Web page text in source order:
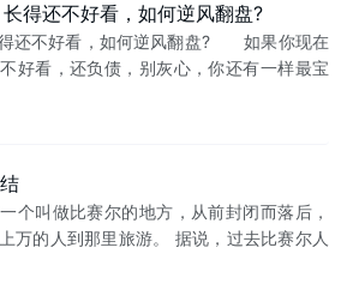
得还不好看，如何逆风翻盘?
还不好看，如何逆风翻盘? 如果你现在
好看，还负债，别灰心，你还有一样最宝
翻盘。 现在就把这大佬们都用过的翻身
需...
个叫做比赛尔的地方，从前封闭而落后，
万的人到那里旅游。 据说，过去比赛尔人
的土地，不是他们不愿意离开，而是尝试